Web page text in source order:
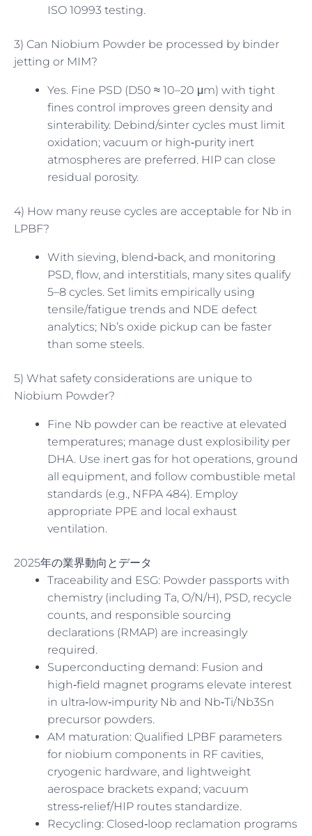
ISO 10993 testing.
3) Can Niobium Powder be processed by binder
jetting or MIM?
Yes. Fine PSD (D50 ≈ 10–20 μm) with tight
fines control improves green density and
sinterability. Debind/sinter cycles must limit
oxidation; vacuum or high‑purity inert
atmospheres are preferred. HIP can close
residual porosity.
4) How many reuse cycles are acceptable for Nb in
LPBF?
With sieving, blend‑back, and monitoring
PSD, flow, and interstitials, many sites qualify
5–8 cycles. Set limits empirically using
tensile/fatigue trends and NDE defect
analytics; Nb’s oxide pickup can be faster
than some steels.
5) What safety considerations are unique to
Niobium Powder?
Fine Nb powder can be reactive at elevated
temperatures; manage dust explosibility per
DHA. Use inert gas for hot operations, ground
all equipment, and follow combustible metal
standards (e.g., NFPA 484). Employ
appropriate PPE and local exhaust
ventilation.
2025年の業界動向とデータ
Traceability and ESG: Powder passports with
chemistry (including Ta, O/N/H), PSD, recycle
counts, and responsible sourcing
declarations (RMAP) are increasingly
required.
Superconducting demand: Fusion and
high‑field magnet programs elevate interest
in ultra‑low‑impurity Nb and Nb‑Ti/Nb3Sn
precursor powders.
AM maturation: Qualified LPBF parameters
for niobium components in RF cavities,
cryogenic hardware, and lightweight
aerospace brackets expand; vacuum
stress‑relief/HIP routes standardize.
Recycling: Closed‑loop reclamation programs